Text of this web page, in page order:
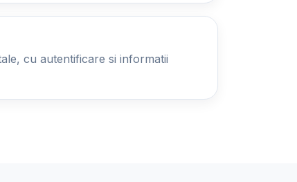
cu autentificare si informatii